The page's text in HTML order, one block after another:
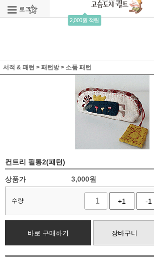
로그인 회원가입
2,000원 적립
주문조회
서적 & 패턴 > 패턴방> 소품 패턴
컨트리 필통2(패턴)
상품가 3,000원
수량 +1 -1
바로 구매하기 장바구니